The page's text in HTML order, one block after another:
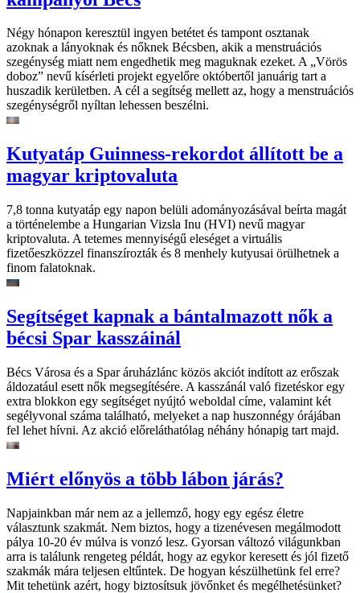
Négy hónapon keresztül ingyen betétet és tampont osztanak
azoknak a lányoknak és nőknek Bécsben, akik a menstruációs
szegénység miatt nem engedhetik meg maguknak ezeket. A „Vörös
doboz” nevű kísérleti projekt egyelőre októbertől januárig tart a
huszadik kerületben. A cél a segítség mellett az, hogy a menstruációs
szegénységről nyíltan lehessen beszélni.
Kutyatáp Guinness-rekordot állított be a
magyar kriptovaluta
7,8 tonna kutyatáp egy napon belüli adományozásával beírta magát
a történelembe a Hungarian Vizsla Inu (HVI) nevű magyar
kriptovaluta. A tetemes mennyiségű eleséget a virtuális
fizetőeszközzel finanszírozták és 8 menhely kutyusai örülhetnek a
finom falatoknak.
Segítséget kapnak a bántalmazott nők a
bécsi Spar kasszáinál
Bécs Városa és a Spar áruházlánc közös akciót indított az erőszak
áldozatául esett nők megsegítésére. A kasszánál való fizetéskor egy
extra blokkon egy segítséget nyújtó weboldal címe, valamint két
segélyvonal száma található, melyeket a nap huszonnégy órájában
fel lehet hívni. Az akció előreláthatólag néhány hónapig tart majd.
Miért előnyös a több lábon járás?
Napjainkban már nem az a jellemző, hogy egy egész életre
választunk szakmát. Nem biztos, hogy a tizenévesen megálmodott
pálya 10-20 év múlva is vonzó lesz. Gyorsan változó világunkban
arra is találunk rengeteg példát, hogy az egykor keresett és jól fizető
szakmák mára teljesen eltűntek. De hogyan készülhetünk fel erre?
Mit tehetünk azért, hogy biztosítsuk jövőnket és megélhetésünket?